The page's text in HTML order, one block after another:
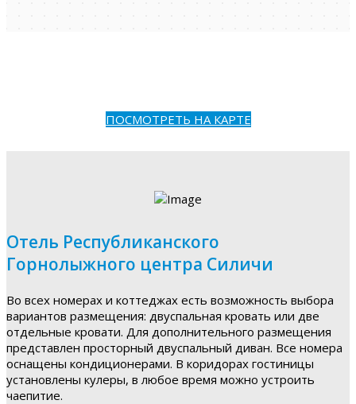
ПОСМОТРЕТЬ НА КАРТЕ
Отель Республиканского
Горнолыжного центра Силичи
Во всех номерах и коттеджах есть возможность выбора
вариантов размещения: двуспальная кровать или две
отдельные кровати. Для дополнительного размещения
представлен просторный двуспальный диван. Все номера
оснащены кондиционерами. В коридорах гостиницы
установлены кулеры, в любое время можно устроить
чаепитие.